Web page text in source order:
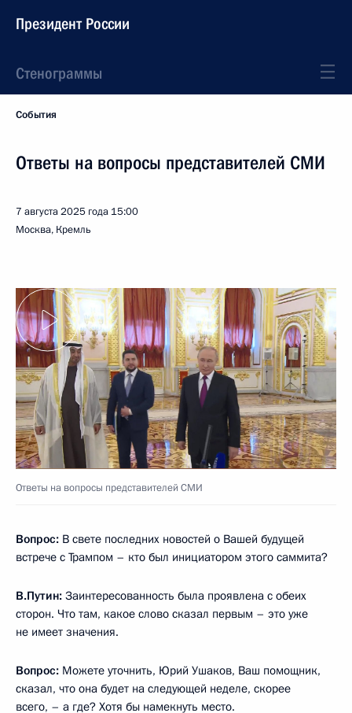
Президент России
Стенограммы
События
Ответы на вопросы представителей СМИ
7 августа 2025 года 15:00
Москва, Кремль
Ответы на вопросы представителей СМИ
Вопрос: В свете последних новостей о Вашей будущей
встрече с Трампом – кто был инициатором этого саммита?
В.Путин: Заинтересованность была проявлена с обеих
сторон. Что там, какое слово сказал первым – это уже
не имеет значения.
Вопрос: Можете уточнить, Юрий Ушаков, Ваш помощник,
сказал, что она будет на следующей неделе, скорее
всего, – а где? Хотя бы намекнуть место.